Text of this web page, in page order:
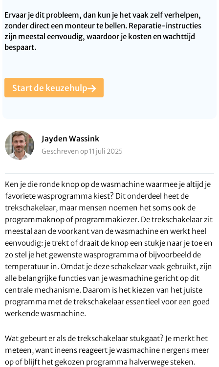
Ervaar je dit probleem, dan kun je het vaak zelf verhelpen,
zonder direct een monteur te bellen. Reparatie-instructies
zijn meestal eenvoudig, waardoor je kosten en wachttijd
bespaart.
Start de keuzehulp
Jayden Wassink
Geschreven op 11 juli 2025
Ken je die ronde knop op de wasmachine waarmee je altijd je
favoriete wasprogramma kiest? Dit onderdeel heet de
trekschakelaar, maar mensen noemen het soms ook de
programmaknop of programmakiezer. De trekschakelaar zit
meestal aan de voorkant van de wasmachine en werkt heel
eenvoudig: je trekt of draait de knop een stukje naar je toe en
zo stel je het gewenste wasprogramma of bijvoorbeeld de
temperatuur in. Omdat je deze schakelaar vaak gebruikt, zijn
alle belangrijke functies van je wasmachine gericht op dit
centrale mechanisme. Daarom is het kiezen van het juiste
programma met de trekschakelaar essentieel voor een goed
werkende wasmachine.
Wat gebeurt er als de trekschakelaar stukgaat? Je merkt het
meteen, want ineens reageert je wasmachine nergens meer
op of blijft het gekozen programma halverwege steken.